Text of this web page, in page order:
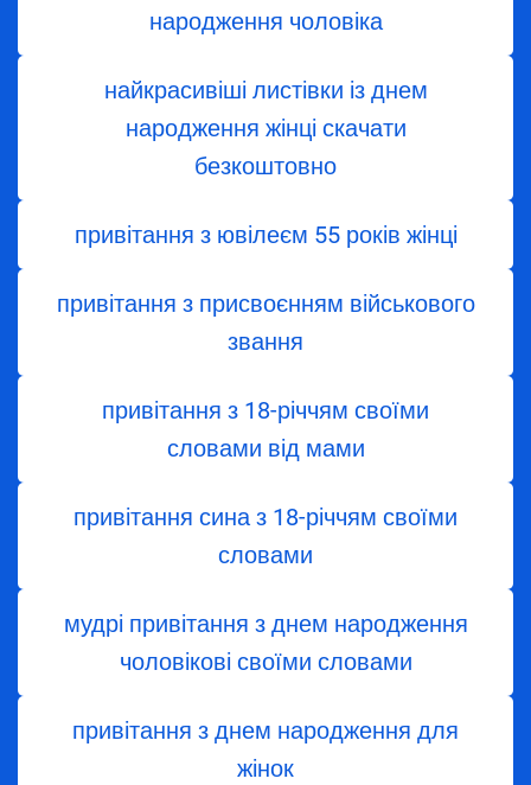
народження чоловіка
найкрасивіші листівки із днем
народження жінці скачати
безкоштовно
привітання з ювілеєм 55 років жінці
привітання з присвоєнням військового
звання
привітання з 18-річчям своїми
словами від мами
привітання сина з 18-річчям своїми
словами
мудрі привітання з днем народження
чоловікові своїми словами
привітання з днем народження для
жінок